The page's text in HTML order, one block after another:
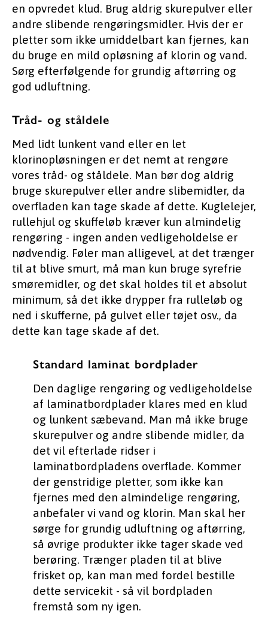
en opvredet klud. Brug aldrig skurepulver eller
andre slibende rengøringsmidler. Hvis der er
pletter som ikke umiddelbart kan fjernes, kan
du bruge en mild opløsning af klorin og vand.
Sørg efterfølgende for grundig aftørring og
god udluftning.
Tråd- og ståldele
Med lidt lunkent vand eller en let
klorinopløsningen er det nemt at rengøre
vores tråd- og ståldele. Man bør dog aldrig
bruge skurepulver eller andre slibemidler, da
overfladen kan tage skade af dette. Kuglelejer,
rullehjul og skuffeløb kræver kun almindelig
rengøring - ingen anden vedligeholdelse er
nødvendig. Føler man alligevel, at det trænger
til at blive smurt, må man kun bruge syrefrie
smøremidler, og det skal holdes til et absolut
minimum, så det ikke drypper fra rulleløb og
ned i skufferne, på gulvet eller tøjet osv., da
dette kan tage skade af det.
Standard laminat bordplader
Den daglige rengøring og vedligeholdelse
af laminatbordplader klares med en klud
og lunkent sæbevand. Man må ikke bruge
skurepulver og andre slibende midler, da
det vil efterlade ridser i
laminatbordpladens overflade. Kommer
der genstridige pletter, som ikke kan
fjernes med den almindelige rengøring,
anbefaler vi vand og klorin. Man skal her
sørge for grundig udluftning og aftørring,
så øvrige produkter ikke tager skade ved
berøring. Trænger pladen til at blive
frisket op, kan man med fordel bestille
dette servicekit - så vil bordpladen
fremstå som ny igen.